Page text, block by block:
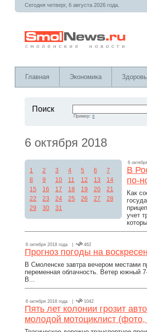
Сегодня четверг, 6 августа 2026 года.
Главная Экономика
Поиск
Пример: it
6 октября 2018
1 2 3 4 5 6
7
8
9 10 11 12 13
14
15
16 17 18 19 20
21
22
23 24 25 26 27
28
29
30 31
6
В
по-
Как
учет
6 октября 2018 года | 462
Прогноз погоды на
В Смоленске завтра вечером местами
переменная облачность. Ветер южный
В...
6 октября 2018 года | 1042
Пять лет колонии грозит
молодой мотоциклист